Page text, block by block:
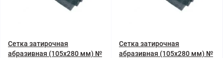
Сетка затирочная
абразивная (105x280 мм) №
Сетка затирочная
абразивная (105x280 мм) №